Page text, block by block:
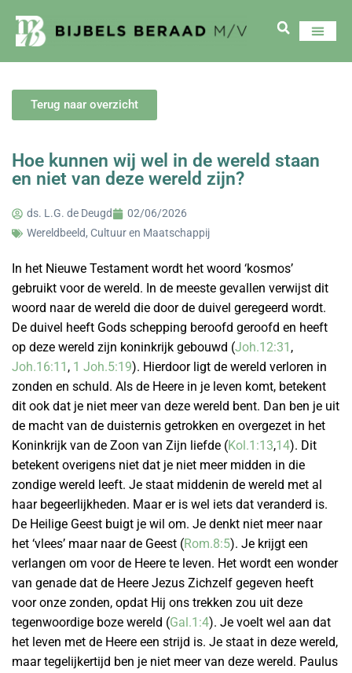
Terug naar overzicht
Hoe kunnen wij wel in de wereld staan
en niet van deze wereld zijn?
ds. L.G. de Deugd
02/06/2026
Wereldbeeld, Cultuur en Maatschappij
In het Nieuwe Testament wordt het woord ‘kosmos’
gebruikt voor de wereld. In de meeste gevallen verwijst dit
woord naar de wereld die door de duivel geregeerd wordt.
De duivel heeft Gods schepping beroofd geroofd en heeft
op deze wereld zijn koninkrijk gebouwd (Joh.12:31 ,
Joh.16:11 , 1 Joh.5:19). Hierdoor ligt de wereld verloren in
zonden en schuld. Als de Heere in je leven komt, betekent
dit ook dat je niet meer van deze wereld bent. Dan ben je uit
de macht van de duisternis getrokken en overgezet in het
Koninkrijk van de Zoon van Zijn liefde (Kol.1:13,14). Dit
betekent overigens niet dat je niet meer midden in die
zondige wereld leeft. Je staat middenin de wereld met al
haar begeerlijkheden. Maar er is wel iets dat veranderd is.
De Heilige Geest buigt je wil om. Je denkt niet meer naar
het ‘vlees’ maar naar de Geest (Rom.8:5). Je krijgt een
verlangen om voor de Heere te leven. Het wordt een wonder
van genade dat de Heere Jezus Zichzelf gegeven heeft
voor onze zonden, opdat Hij ons trekken zou uit deze
tegenwoordige boze wereld (Gal.1:4). Je voelt wel aan dat
het leven met de Heere een strijd is. Je staat in deze wereld,
maar tegelijkertijd ben je niet meer van deze wereld. Paulus